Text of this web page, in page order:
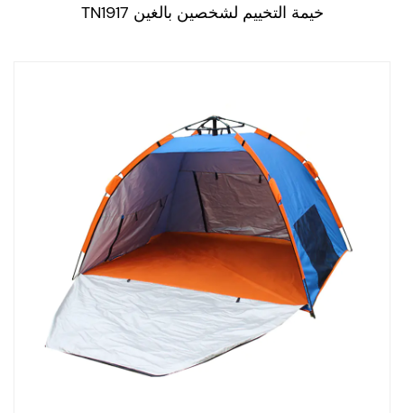
خيمة التخييم لشخصين بالغين TN1917